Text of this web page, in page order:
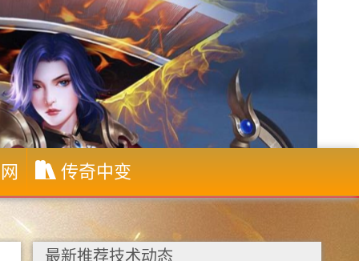
传奇中变
最新推荐技术动态